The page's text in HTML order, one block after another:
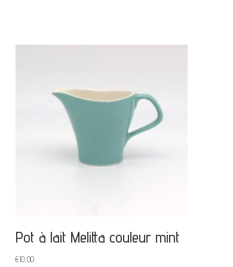
Pot à lait Melitta couleur mint
€10,00